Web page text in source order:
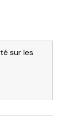
sur les